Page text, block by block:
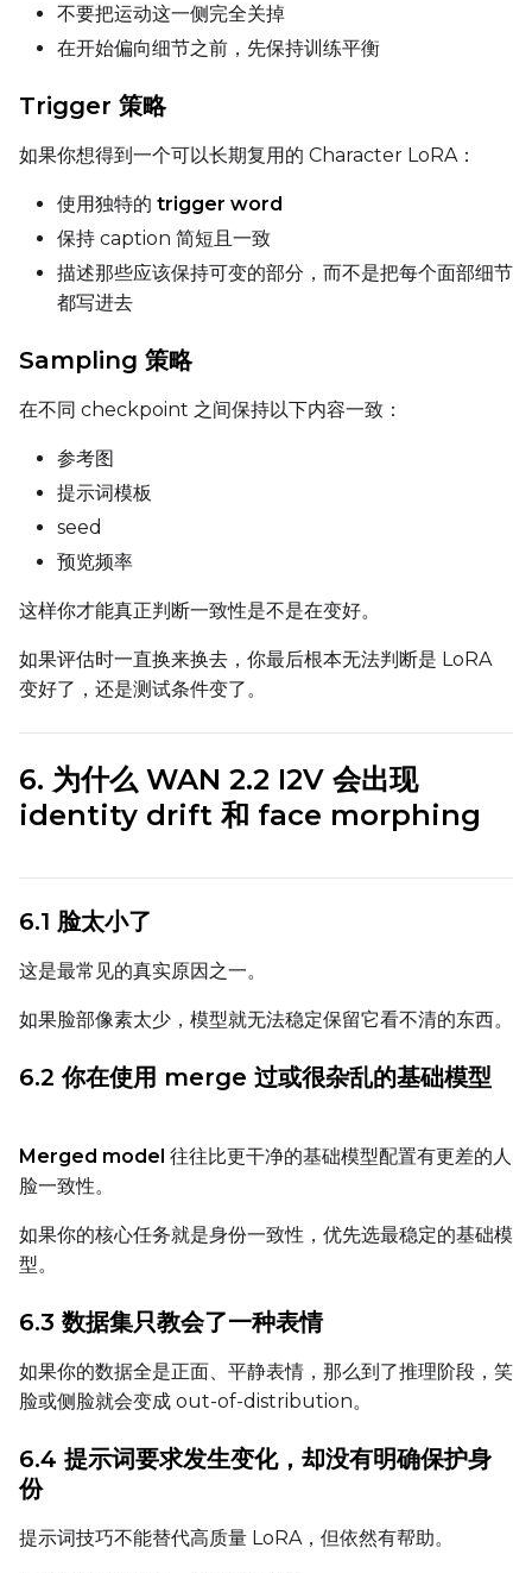
Seed
Height
Seed
Width
Height
Prompt
Width
不要把运动这一侧完全关掉
在开始偏向细节之前，先保持训练平衡
Trigger 策略
如果你想得到一个可以长期复用的 Character LoRA：
使用独特的 trigger word
保持 caption 简短且一致
描述那些应该保持可变的部分，而不是把每个面部细节
都写进去
Sampling 策略
在不同 checkpoint 之间保持以下内容一致：
参考图
提示词模板
seed
预览频率
这样你才能真正判断一致性是不是在变好。
如果评估时一直换来换去，你最后根本无法判断是 LoRA
变好了，还是测试条件变了。
6. 为什么 WAN 2.2 I2V 会出现
identity drift 和 face morphing
6.1 脸太小了
这是最常见的真实原因之一。
如果脸部像素太少，模型就无法稳定保留它看不清的东西。
6.2 你在使用 merge 过或很杂乱的基础模型
Merged model 往往比更干净的基础模型配置有更差的人
脸一致性。
如果你的核心任务就是身份一致性，优先选最稳定的基础模
型。
6.3 数据集只教会了一种表情
如果你的数据全是正面、平静表情，那么到了推理阶段，笑
脸或侧脸就会变成 out-of-distribution。
6.4 提示词要求发生变化，却没有明确保护身
份
提示词技巧不能替代高质量 LoRA，但依然有帮助。